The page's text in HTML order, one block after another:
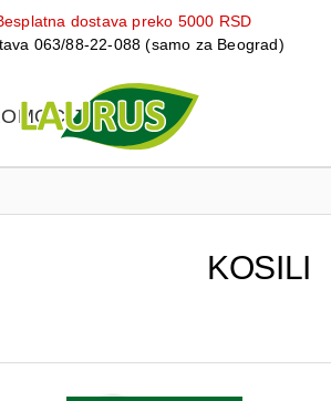
dostava preko 5000 RSD
063/88-22-088 (samo za Beograd)
KOSILI